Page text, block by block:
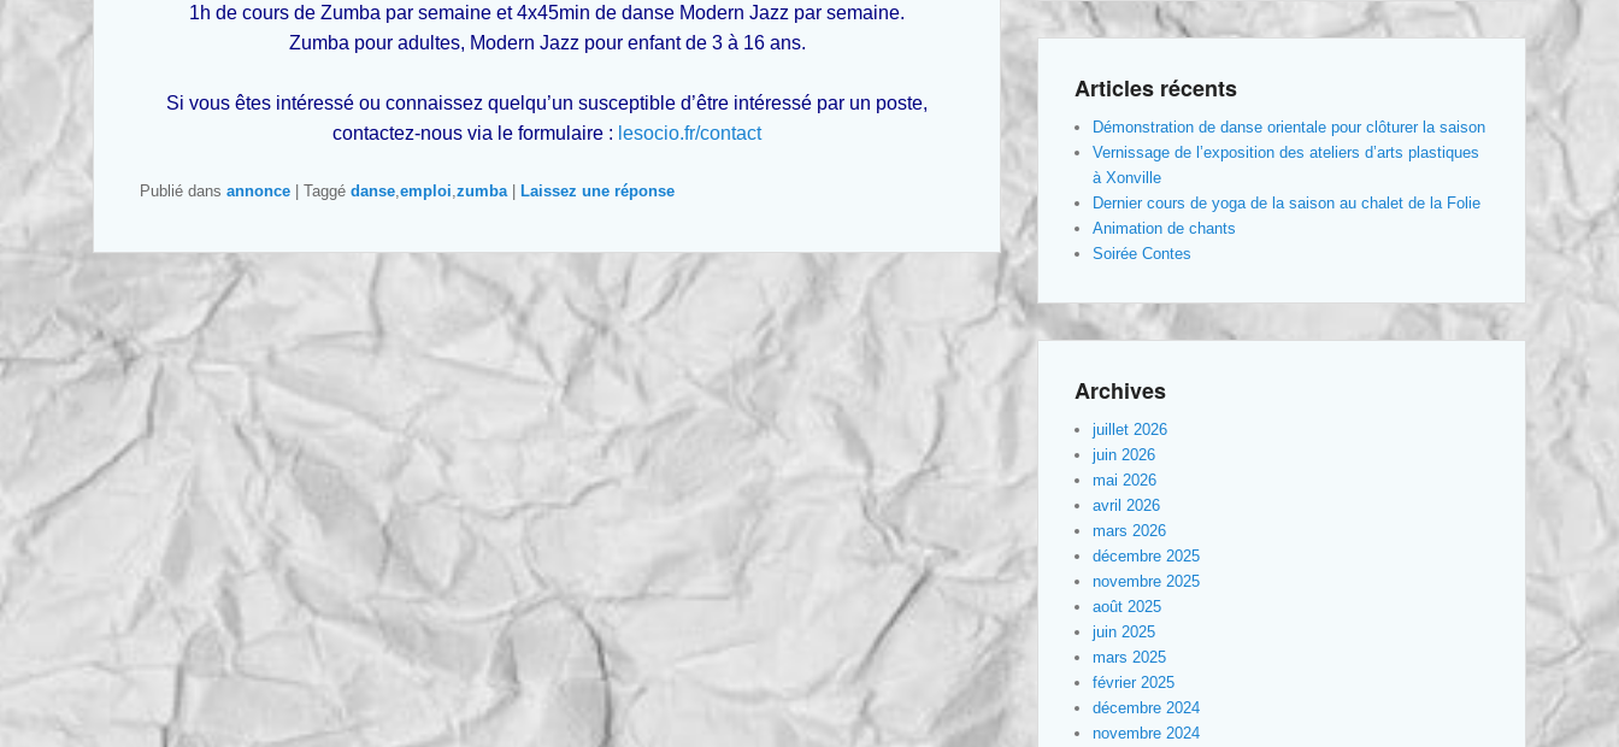
1h de cours de Zumba par semaine et 4x45min de danse Modern Jazz par semaine.
Zumba pour adultes, Modern Jazz pour enfant de 3 à 16 ans.
Si vous êtes intéressé ou connaissez quelqu’un susceptible d’être intéressé par un poste,
contactez-nous via le formulaire : lesocio.fr/contact
Publié dans annonce Taggé danse emploi zumba Laissez une réponse
Articles récents
Démonstration de danse orientale pour clôturer la saison
Vernissage de l’exposition des ateliers d’arts plastiques
à Xonville
Dernier cours de yoga de la saison au chalet de la Folie
Animation de chants
Soirée Contes
Archives
juillet 2026
juin 2026
mai 2026
avril 2026
mars 2026
décembre 2025
novembre 2025
août 2025
juin 2025
mars 2025
février 2025
décembre 2024
novembre 2024